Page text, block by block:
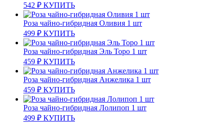
542 ₽ КУПИТЬ
Роза чайно-гибридная Оливия 1 шт
499 ₽ КУПИТЬ
Роза чайно-гибридная Эль Торо 1 шт
459 ₽ КУПИТЬ
Роза чайно-гибридная Анжелика 1 шт
459 ₽ КУПИТЬ
Роза чайно-гибридная Лолипоп 1 шт
499 ₽ КУПИТЬ